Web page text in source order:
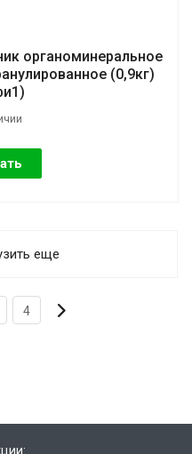
органоминеральное
(0,9кг)
еще
4